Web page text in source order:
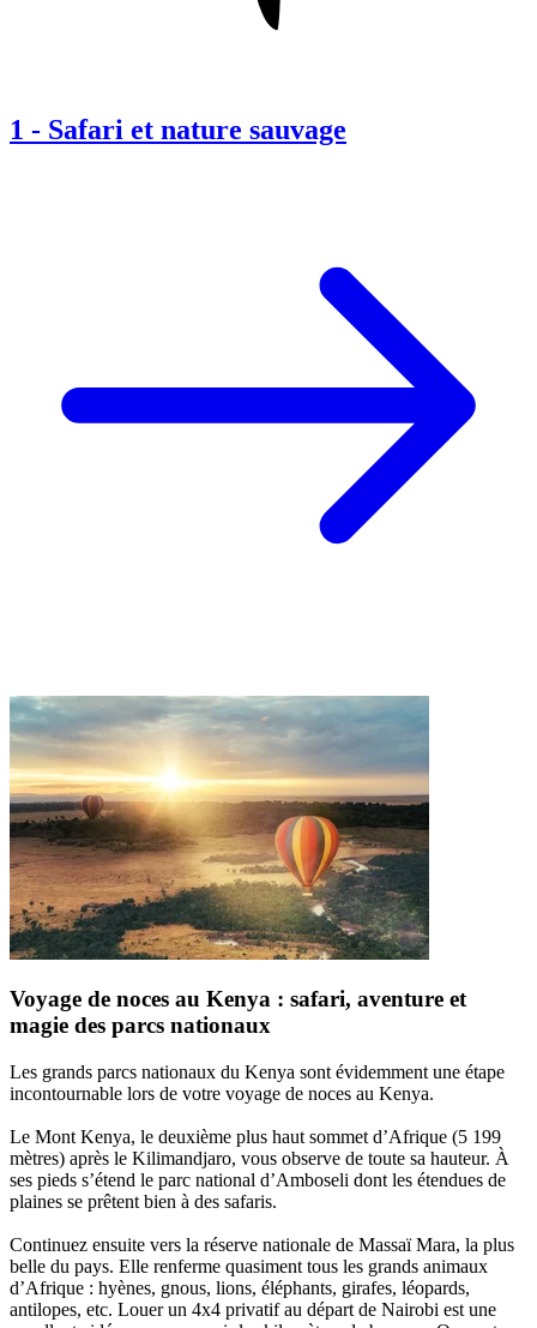
1 - Safari et nature sauvage
Voyage de noces au Kenya : safari, aventure et
magie des parcs nationaux
Les grands parcs nationaux du Kenya sont évidemment une étape
incontournable lors de votre voyage de noces au Kenya.
Le Mont Kenya, le deuxième plus haut sommet d’Afrique (5 199
mètres) après le Kilimandjaro, vous observe de toute sa hauteur. À
ses pieds s’étend le parc national d’Amboseli dont les étendues de
plaines se prêtent bien à des safaris.
Continuez ensuite vers la réserve nationale de Massaï Mara, la plus
belle du pays. Elle renferme quasiment tous les grands animaux
d’Afrique : hyènes, gnous, lions, éléphants, girafes, léopards,
antilopes, etc. Louer un 4x4 privatif au départ de Nairobi est une